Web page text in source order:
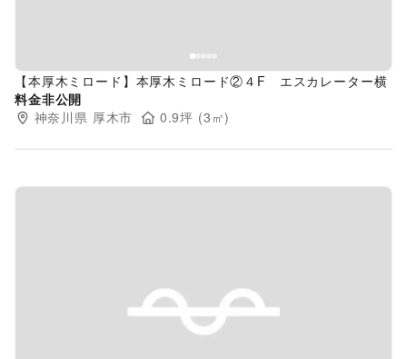
【本厚木ミロード】本厚木ミロード②４F エスカレーター横
料金非公開
神奈川県 厚木市 0.9坪 (3 ㎡)
Previous slide